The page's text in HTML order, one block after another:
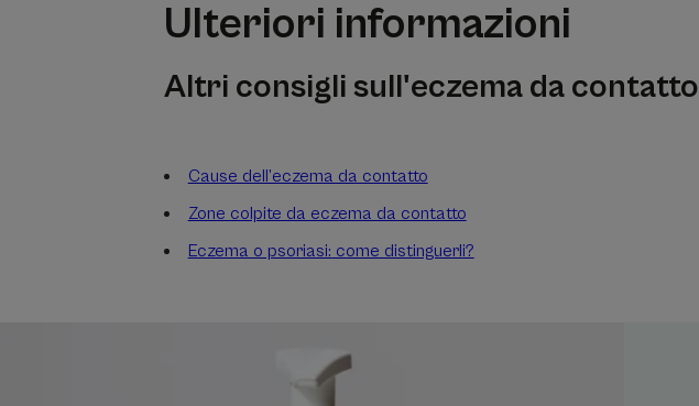
Ulteriori informazioni
Altri consigli sull'eczema da contatto
Cause dell’eczema da contatto
Zone colpite da eczema da contatto
Eczema o psoriasi: come distinguerli?